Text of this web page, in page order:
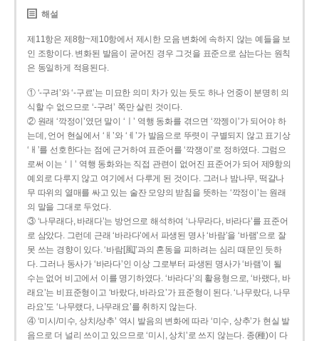
해설
제11항은 제8항~제10항에서 제시한 모음 변화에 속하지 않는 예들을 보
인 조항이다. 변화된 발음이 굳어진 경우 그것을 표준으로 삼는다는 원칙
은 동일하게 적용된다.
① ‘-구려’와 ‘-구료’는 미묘한 의미 차가 있는 듯도 하나 언중이 분명히 의
식할 수 없으므로 ‘-구려’ 쪽만 살린 것이다.
② 원래 ‘깍정이’였던 말이 ‘ㅣ’ 역행 동화를 겪으면 ‘깍젱이’가 되어야 하
는데, 언어 현실에서 ‘ㅐ’와 ‘ㅔ’가 발음으로 뚜렷이 구별되지 않고 표기상
‘ㅐ’를 선호한다는 점에 근거하여 표준어를 ‘깍쟁이’로 정하였다. 그럼으
로써 이는 ‘ㅣ’ 역행 동화와는 직접 관련이 없어진 표준어가 되어 제9항의
예외로 다루지 않고 여기에서 다루게 된 것이다. 그러나 밤나무, 떡갈나
무 따위의 열매를 싸고 있는 술잔 모양의 받침을 뜻하는 ‘깍정이’는 원래
의 말을 그대로 두었다.
③ ‘나무래다, 바래다’는 방언으로 해석하여 ‘나무라다, 바라다’를 표준어
로 삼았다. 그런데 근래 ‘바라다’에서 파생된 명사 ‘바람’을 ‘바램’으로 잘
못 쓰는 경향이 있다. ‘바람[風]’과의 혼동을 피하려는 심리 때문인 듯하
다. 그러나 동사가 ‘바라다’인 이상 그로부터 파생된 명사가 ‘바램’이 될
수는 없어 비고에서 이를 명기하였다. ‘바라다’의 활용형으로, ‘바랬다, 바
래요’는 비표준형이고 ‘바랐다, 바라요’가 표준형이 된다. ‘나무랐다, 나무
라요’도 ‘나무랬다, 나무래요’를 취하지 않는다.
④ ‘미시/미수, 상치/상추’ 역시 발음의 변화에 따라 ‘미수, 상추’가 현실 발
음으로 더 널리 쓰이고 있으므로 ‘미시, 상치’로 쓰지 않는다. 종(種)이 다